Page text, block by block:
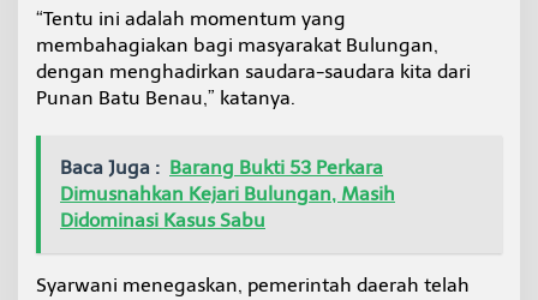
e
n
B
u
l
g
a
n
“Tentu ini adalah momentum yang
membahagiakan bagi masyarakat Bulungan,
dengan menghadirkan saudara-saudara kita dari
Punan Batu Benau,” katanya.
Baca Juga : Barang Bukti 53 Perkara
Dimusnahkan Kejari Bulungan, Masih
Didominasi Kasus Sabu
Syarwani menegaskan, pemerintah daerah telah